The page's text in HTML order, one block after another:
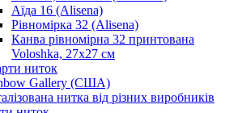
Аїда 16 (Alisena)
Рівномірка 32 (Alisena)
Канва рівномірна 32 принтована
Voloshka, 27х27 см
ниток
Gallery (США)
нитка від різних виробників